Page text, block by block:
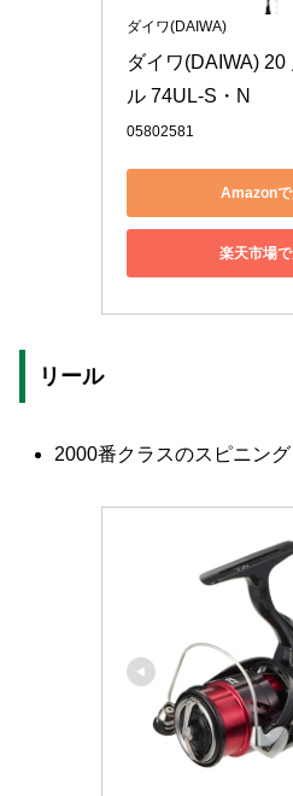
ダイワ(DAIWA)
ダイワ(DAIWA) 20
ル 74UL-S・N
05802581
Amazonで
楽天市場
リール
2000番クラスのスピニン